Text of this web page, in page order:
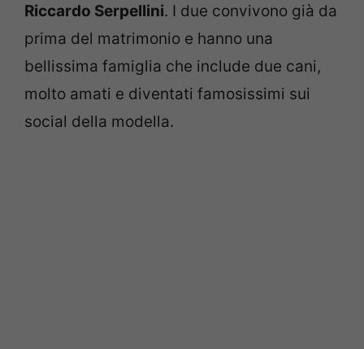
Riccardo Serpellini. I due convivono già da
prima del matrimonio e hanno una
bellissima famiglia che include due cani,
molto amati e diventati famosissimi sui
social della modella.